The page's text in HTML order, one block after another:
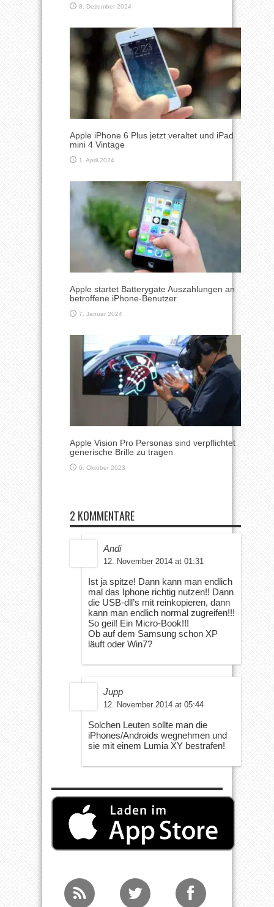
8. Dezember 2024
Apple iPhone 6 Plus jetzt veraltet und iPad
mini 4 Vintage
1. April 2024
Apple startet Batterygate Auszahlungen an
betroffene iPhone-Benutzer
7. Januar 2024
Apple Vision Pro Personas sind verpflichtet
generische Brille zu tragen
6. Oktober 2023
2 KOMMENTARE
Andi
12. November 2014 at 01:31
Ist ja spitze! Dann kann man endlich
mal das Iphone richtig nutzen!! Dann
die USB-dll’s mit reinkopieren, dann
kann man endlich normal zugreifen!!!
So geil! Ein Micro-Book!!!
Ob auf dem Samsung schon XP
läuft oder Win7?
Jupp
12. November 2014 at 05:44
Solchen Leuten sollte man die
iPhones/Androids wegnehmen und
sie mit einem Lumia XY bestrafen!